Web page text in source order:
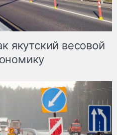
якутский весовой